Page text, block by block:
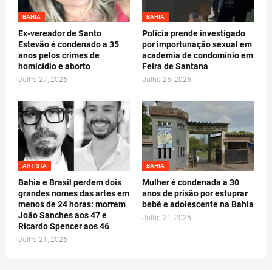
BAHIA
Ex-vereador de Santo
Estevão é condenado a 35
anos pelos crimes de
homicídio e aborto
Julho 27, 2026
BAHIA
Polícia prende investigado
por importunação sexual em
academia de condomínio em
Feira de Santana
Julho 25, 2026
ARTISTA
Bahia e Brasil perdem dois
grandes nomes das artes em
menos de 24 horas: morrem
João Sanches aos 47 e
Ricardo Spencer aos 46
Julho 21, 2026
BAHIA
Mulher é condenada a 30
anos de prisão por estuprar
bebê e adolescente na Bahia
Julho 21, 2026